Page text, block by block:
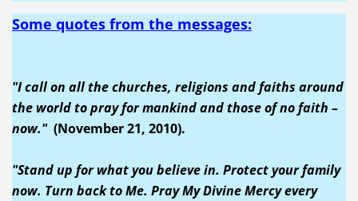
Some quotes from the messages:
"I call on all the churches, religions and faiths around
the world to pray for mankind and those of no faith –
now."(November 21, 2010).
"Stand up for what you believe in. Protect your family
now. Turn back to Me. Pray My Divine Mercy every